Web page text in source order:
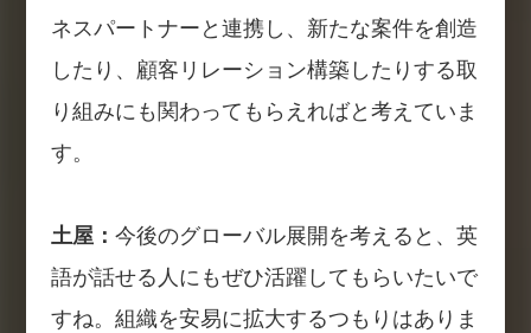
ネスパートナーと連携し、新たな案件を創造
したり、顧客リレーション構築したりする取
り組みにも関わってもらえればと考えていま
す。
土屋： 今後のグローバル展開を考えると、英
語が話せる人にもぜひ活躍してもらいたいで
すね。組織を安易に拡大するつもりはありま